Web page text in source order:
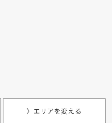
〉エリアを変える